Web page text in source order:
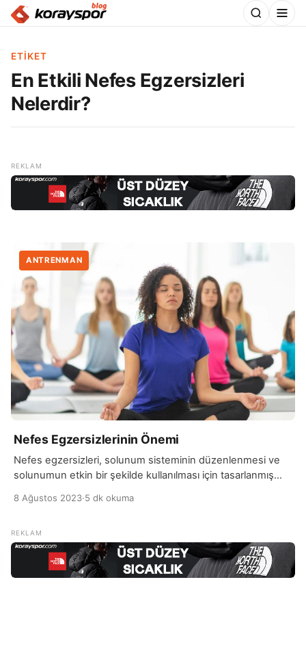
ETIKET
En Etkili Nefes Egzersizleri
Nelerdir?
ANTRENMAN
Nefes Egzersizlerinin Önemi
Nefes egzersizleri, solunum sisteminin düzenlenmesi ve
solunumun etkin bir şekilde kullanılması için tasarlanmış
başa çıkma, uyku kalitesinin artırılması, odaklanma
zamanda, solunum sistemi problemleri olan kişilerin nefes
kontrolünü artırarak solunum yeteneğini ve dayanıklılığını
iyileştirmesine de yardımcı olabilir. Bir tür nefes egzersizi
olan […]
8 Ağustos 2023·5 dk okuma